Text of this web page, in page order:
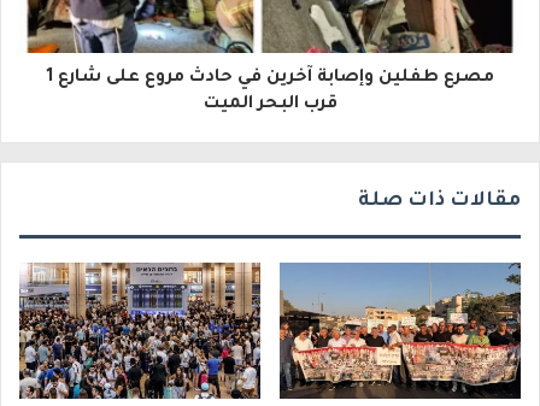
و
مصرع طفلين وإصابة آخرين في حادث مروع على شارع 1
قرب البحر الميت
مقالات ذات صلة